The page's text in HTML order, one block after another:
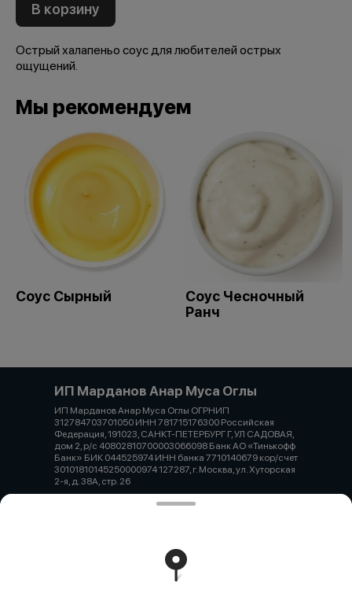
В корзину
Острый халапеньо соус для любителей острых
ощущений.
Мы рекомендуем
Соус Сырный
Соус Чесночный
Ранч
ИП Марданов Анар Муса Оглы
ИП Марданов Анар Муса Оглы ОГРНИП
312784703701050 ИНН 781715176300 Российская
Федерация, 191023, САНКТ-ПЕТЕРБУРГ Г, УЛ САДОВАЯ,
дом 2, р/с 40802810700003066098 Банк АО «Тинькофф
Банк» БИК 044525974 ИНН банка 7710140679 кор/счет
30101810145250000974 127287, г. Москва, ул. Хуторская
2-я, д. 38А, стр. 26
Работает на эффективном ядреFoodpicásso
Политика конфиденциальности